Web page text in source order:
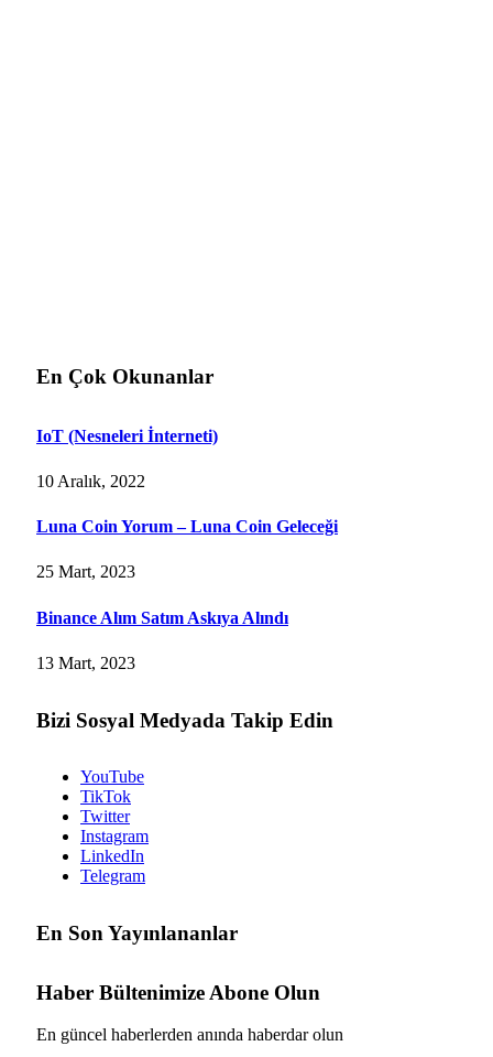
En Çok Okunanlar
IoT (Nesneleri İnterneti)
10 Aralık, 2022
Luna Coin Yorum – Luna Coin Geleceği
25 Mart, 2023
Binance Alım Satım Askıya Alındı
13 Mart, 2023
Bizi Sosyal Medyada Takip Edin
YouTube
TikTok
Twitter
Instagram
LinkedIn
Telegram
En Son Yayınlananlar
Haber Bültenimize Abone Olun
En güncel haberlerden anında haberdar olun